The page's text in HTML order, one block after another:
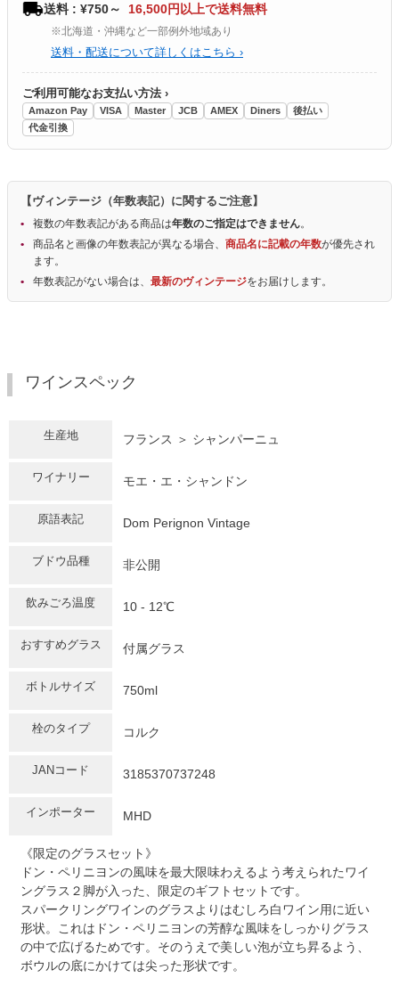
送料 : ¥750～ 16,500円以上で送料無料
※北海道・沖縄など一部例外地域あり
送料・配送について詳しくはこちら ›
ご利用可能なお支払い方法 ›
Amazon Pay VISA Master JCB AMEX Diners
後払い
代金引換
【ヴィンテージ（年数表記）に関するご注意】
複数の年数表記がある商品は年数のご指定はできません。
商品名と画像の年数表記が異なる場合、 商品名に記載の年数が優先され
ます。
年数表記がない場合は、 最新のヴィンテージをお届けします。
ワインスペック
生産地 フランス ＞ シャンパーニュ
ワイナリー モエ・エ・シャンドン
原語表記 Dom Perignon Vintage
ブドウ品種 非公開
飲みごろ温度 10 - 12℃
おすすめグラス 付属グラス
ボトルサイズ 750ml
栓のタイプ コルク
JANコード 3185370737248
インポーター MHD
《限定のグラスセット》
ドン・ペリニヨンの風味を最大限味わえるよう考えられたワイ
ングラス２脚が入った、限定のギフトセットです。
スパークリングワインのグラスよりはむしろ白ワイン用に近い
形状。これはドン・ペリニヨンの芳醇な風味をしっかりグラス
の中で広げるためです。そのうえで美しい泡が立ち昇るよう、
ボウルの底にかけては尖った形状です。